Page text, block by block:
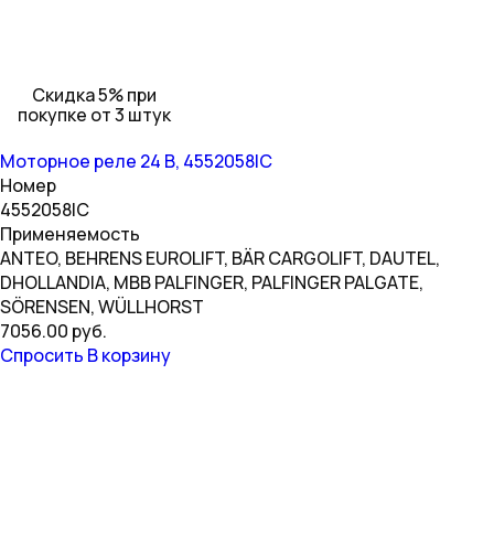
Скидка 5% при
покупке от 3 штук
Моторное реле 24 В, 4552058IC
Номер
4552058IC
Применяемость
ANTEO, BEHRENS EUROLIFT, BÄR CARGOLIFT, DAUTEL,
DHOLLANDIA, MBB PALFINGER, PALFINGER PALGATE,
SÖRENSEN, WÜLLHORST
7056.00 руб.
Спросить В корзину